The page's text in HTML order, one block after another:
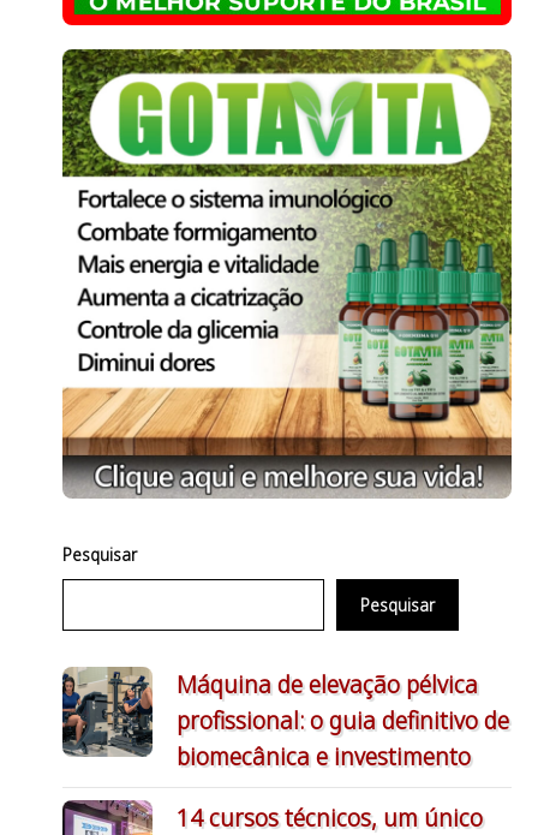
Pesquisar
Pesquisar
Máquina de elevação pélvica
profissional: o guia definitivo de
biomecânica e investimento
14 cursos técnicos, um único